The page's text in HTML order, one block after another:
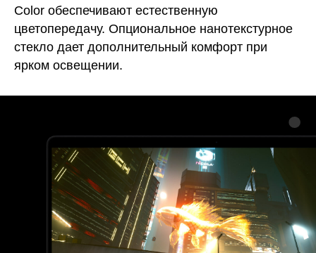
Color обеспечивают естественную
цветопередачу. Опциональное нанотекстурное
стекло дает дополнительный комфорт при
ярком освещении.